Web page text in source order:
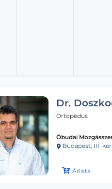
Dr.
Ortopédus
Óbudai
Budapest, III.
Árlista